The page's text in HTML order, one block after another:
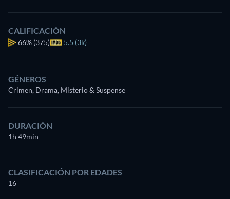
CALIFICACIÓN
66% (375) 5.5 (3k)
GÉNEROS
Crimen, Drama, Misterio & Suspense
DURACIÓN
1h 49min
CLASIFICACIÓN POR EDADES
16